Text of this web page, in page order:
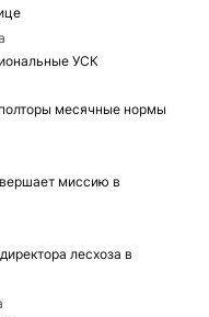
УСК
месячные нормы
миссию в
лесхоза в